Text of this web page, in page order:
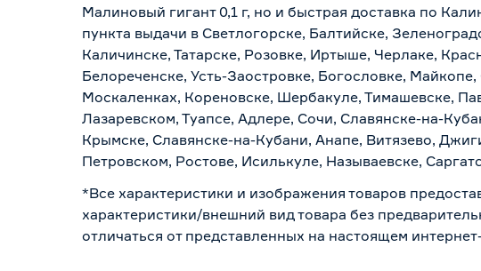
Малиновый гигант 0,1 г, но и быстрая доставка по
пункта выдачи в Светлогорске, Балтийске,
Каличинске, Татарске, Розовке, Иртыше, Черлаке,
Белореченске, Усть-Заостровке, Богословке,
Москаленках, Кореновске, Шербакуле, Тимашевске,
Лазаревском, Туапсе, Адлере, Сочи, Славянске-на-
Крымске, Славянске-на-Кубани, Анапе, Витязево,
Петровском, Ростове, Исилькуле, Называевске,
*Все характеристики и изображения товаров
характеристики/внешний вид товара без
отличаться от представленных на настоящем